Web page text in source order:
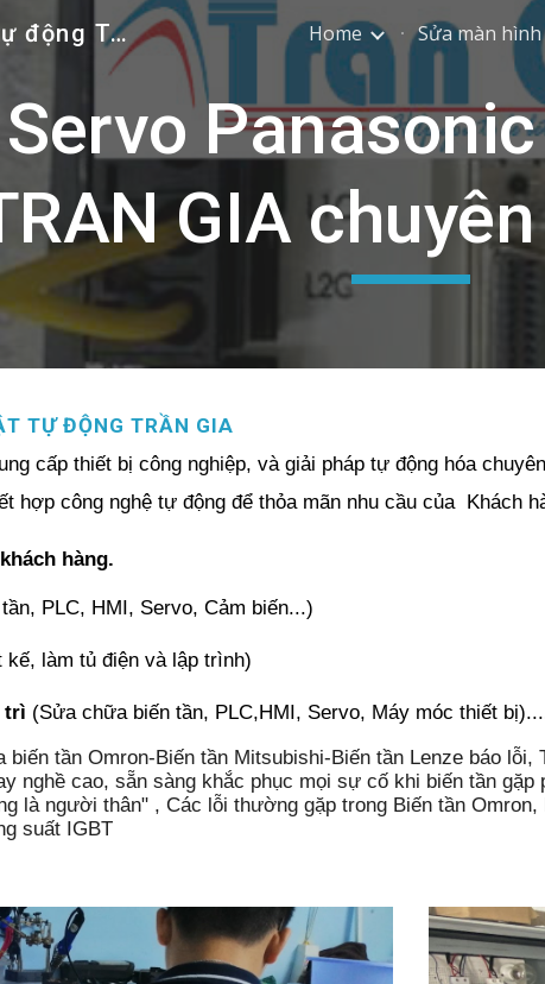
Skip to main content
Nhà phân phối thiết bị tự động Trần Gia Home Sửa màn
GIA
TỰ ĐỘNG TRẦN GIA
cấp thiết bị công nghiệp, và giải pháp tự động hóa
hợp công nghệ tự động để thỏa mãn nhu cầu của Khách
hàng.
PLC, HMI, Servo, Cảm biến...)
làm tủ điện và lập trình)
trì (Sửa chữa biến tần, PLC,HMI, Servo, Máy móc thiết
biến tần Omron-Biến tần Mitsubishi-Biến tần Lenze báo
nghề cao, sẵn sàng khắc phục mọi sự cố khi biến tần
là người thân" , Các lỗi thường gặp trong Biến tần
suất IGBT